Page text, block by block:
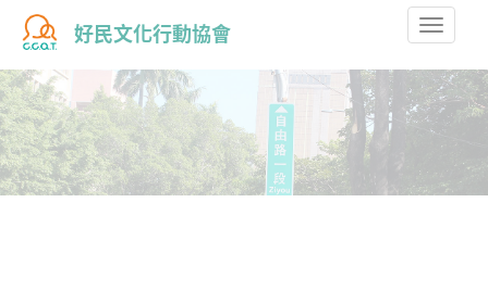
好民文化行動協會
Toggle